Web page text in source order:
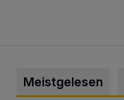
Meistgelesen